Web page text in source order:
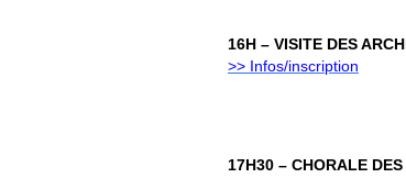
16H – VISITE DES
>> Infos/inscription
17H30 – CHORALE